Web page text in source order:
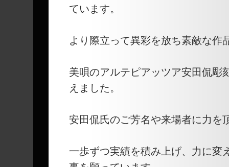
ています。
より際立って異彩を放ち素敵な作
美唄のアルテピアッツア安田侃彫
えました。
安田侃氏のご芳名や来場者に力を
一歩ずつ実績を積み上げ、力に変